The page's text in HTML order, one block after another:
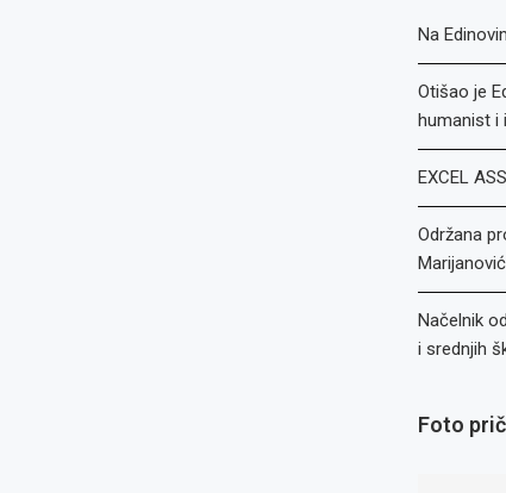
Na
Otišao je
humanist i
EXCEL
Održana
Načelnik
i srednjih
Foto